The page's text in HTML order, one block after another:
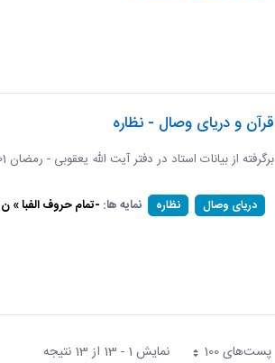
قرآن و دریای وصال - نظاره
برگرفته از بیانات استاد در دفتر آیت الله یعقوبی - رمضان 1401
دریای وصال نظاره نمایه ها: -تمام حروف الفبا » ن
پست‌‌های 100هر صفحه نمایش 1 - 13 از 13 نتیجه